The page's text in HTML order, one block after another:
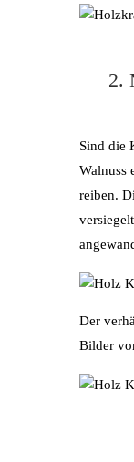
2.
Sind die
Walnuss
reiben.
Der
Bilder